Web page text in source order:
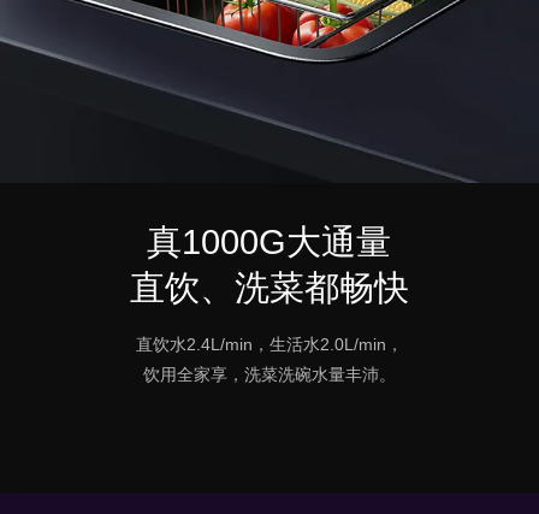
真1000G大通量
直饮、洗菜都畅快
直饮水2.4L/min，生活水2.0L/min，
饮用全家享，洗菜洗碗水量丰沛。